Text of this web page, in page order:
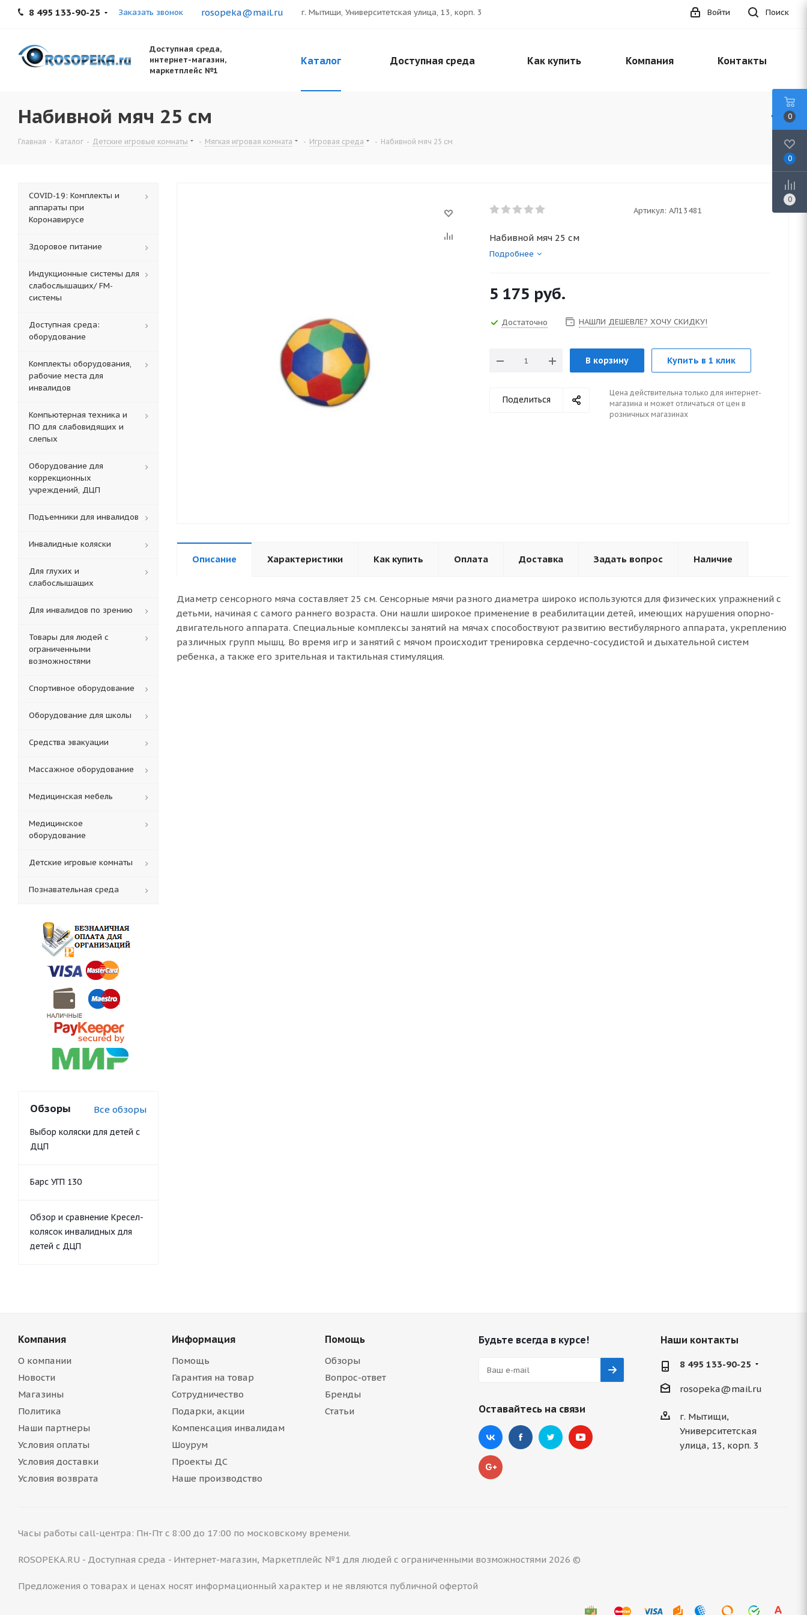
8 495 133-90-25 Заказать звонок rosopeka@mail.ru г. Мытищи, Университетская улица, 13, корп. 3 Поиск
Войти
Доступная среда,
интернет-магазин,
маркетплейс №1
Каталог Доступная среда Как купить Компания Контакты
Набивной мяч 25 см
Главная - Каталог - Детские игровые комнаты - Мягкая игровая комната - Игровая среда - Набивной мяч 25 см
Артикул: АЛ13481
Набивной мяч 25 см
Подробнее
5 175 руб.
Достаточно НАШЛИ ДЕШЕВЛЕ? ХОЧУ СКИДКУ!
В корзину Купить в 1 клик
Поделиться
Цена действительна только для интернет-
магазина и может отличаться от цен в
розничных магазинах
Описание Характеристики Как купить Оплата Доставка Задать вопрос Наличие
Диаметр сенсорного мяча составляет 25 см. Сенсорные мячи разного диаметра широко используются для физических упражнений с
детьми, начиная с самого раннего возраста. Они нашли широкое применение в реабилитации детей, имеющих нарушения опорно-
двигательного аппарата. Специальные комплексы занятий на мячах способоствуют развитию вестибулярного аппарата, укреплению
различных групп мышц. Во время игр и занятий с мячом происходит тренировка сердечно-сосудистой и дыхательной систем
ребенка, а также его зрительная и тактильная стимуляция.
COVID-19: Комплекты и
аппараты при
Коронавирусе
Здоровое питание
Индукционные системы для
слабослышащих/ FM-
системы
Доступная среда:
оборудование
Комплекты оборудования,
рабочие места для
инвалидов
Компьютерная техника и
ПО для слабовидящих и
слепых
Оборудование для
коррекционных
учреждений, ДЦП
Подъемники для инвалидов
Инвалидные коляски
Для глухих и
слабослышащих
Для инвалидов по зрению
Товары для людей с
ограниченными
возможностями
Спортивное оборудование
Оборудование для школы
Средства эвакуации
Массажное оборудование
Медицинская мебель
Медицинское
оборудование
Детские игровые комнаты
Познавательная среда
Обзоры Все обзоры
Выбор коляски для детей с
ДЦП
Барс УГП 130
Обзор и сравнение Кресел-
колясок инвалидных для
детей с ДЦП
Компания
О компании
Новости
Магазины
Политика
Наши партнеры
Условия оплаты
Условия доставки
Условия возврата
Информация
Помощь
Гарантия на товар
Сотрудничество
Подарки, акции
Компенсация инвалидам
Шоурум
Проекты ДС
Наше производство
Помощь
Обзоры
Вопрос-ответ
Бренды
Статьи
Будьте всегда в курсе!
Оставайтесь на связи
Наши контакты
8 495 133-90-25
rosopeka@mail.ru
г. Мытищи,
Университетская
улица, 13, корп. 3
Часы работы call-центра: Пн-Пт с 8:00 до 17:00 по московскому времени.
ROSOPEKA.RU - Доступная среда - Интернет-магазин, Маркетплейс №1 для людей с ограниченными возможностями 2026 ©
Предложения о товарах и ценах носят информационный характер и не являются публичной офертой
0
0
0